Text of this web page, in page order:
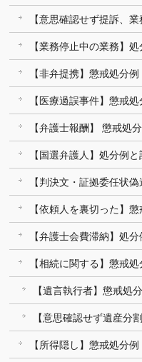
【意思確認せず提訴、
【業務停止中の業務】処
【非弁提携】懲戒処分例
【医療過誤事件】懲戒処
【弁護士報酬】 懲戒処
【国選弁護人】処分例
【判決文・証拠委任状
【依頼人を裏切った】懲
【弁護士会費滞納】処分
【相続に関する】懲戒処
【遺言執行者】懲戒処
【意思確認せず遺産分
【所得隠し】懲戒処分例